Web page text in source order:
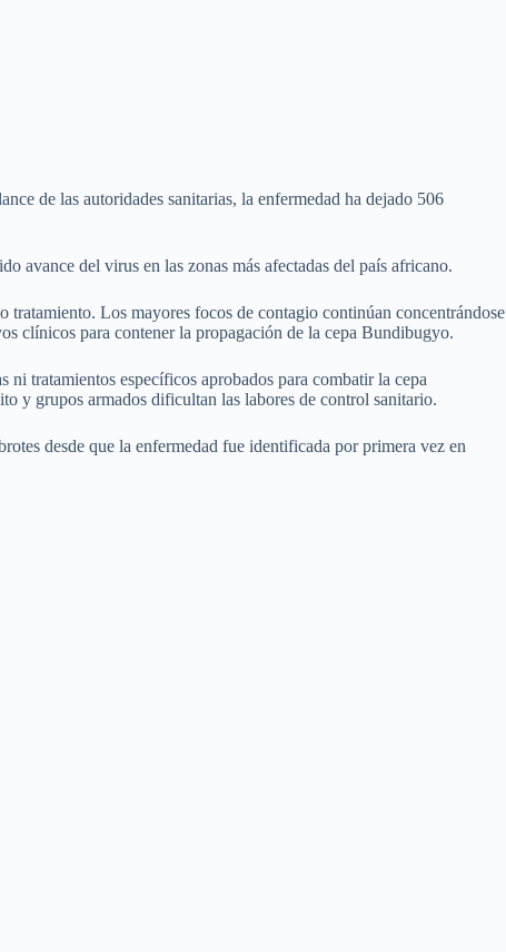
de las autoridades sanitarias, la enfermedad ha dejado 506
avance del virus en las zonas más afectadas del país africano.
tratamiento. Los mayores focos de contagio continúan concentrándose
clínicos para contener la propagación de la cepa Bundibugyo.
tratamientos específicos aprobados para combatir la cepa
y grupos armados dificultan las labores de control sanitario.
desde que la enfermedad fue identificada por primera vez en